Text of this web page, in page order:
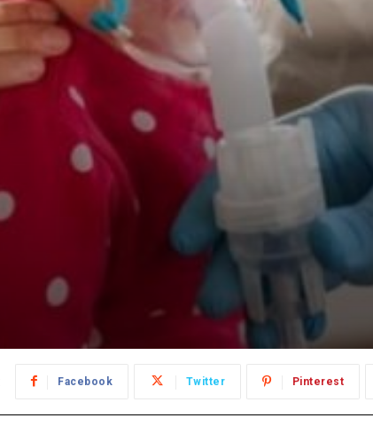
Facebook Twitter Pinterest